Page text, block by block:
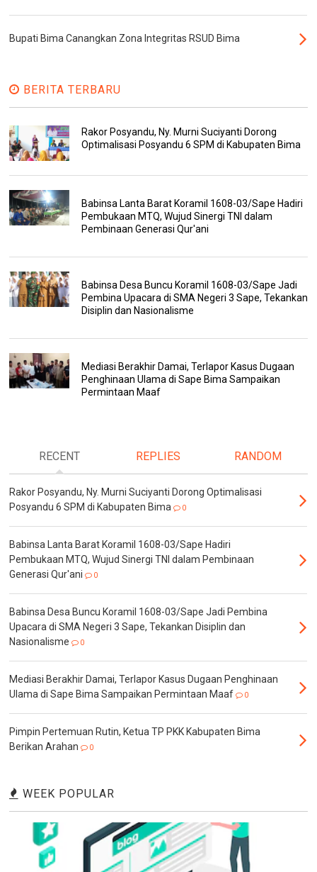
Bupati Bima Canangkan Zona Integritas RSUD Bima
BERITA TERBARU
Rakor Posyandu, Ny. Murni Suciyanti Dorong
Optimalisasi Posyandu 6 SPM di Kabupaten Bima
Babinsa Lanta Barat Koramil 1608-03/Sape Hadiri
Pembukaan MTQ, Wujud Sinergi TNI dalam
Pembinaan Generasi Qur'ani
Babinsa Desa Buncu Koramil 1608-03/Sape Jadi
Pembina Upacara di SMA Negeri 3 Sape, Tekankan
Disiplin dan Nasionalisme
Mediasi Berakhir Damai, Terlapor Kasus Dugaan
Penghinaan Ulama di Sape Bima Sampaikan
Permintaan Maaf
RECENT REPLIES RANDOM
Rakor Posyandu, Ny. Murni Suciyanti Dorong Optimalisasi
Posyandu 6 SPM di Kabupaten Bima
0
Babinsa Lanta Barat Koramil 1608-03/Sape Hadiri
Pembukaan MTQ, Wujud Sinergi TNI dalam Pembinaan
Generasi Qur'ani
0
Babinsa Desa Buncu Koramil 1608-03/Sape Jadi Pembina
Upacara di SMA Negeri 3 Sape, Tekankan Disiplin dan
Nasionalisme
0
Mediasi Berakhir Damai, Terlapor Kasus Dugaan Penghinaan
Ulama di Sape Bima Sampaikan Permintaan Maaf
0
Pimpin Pertemuan Rutin, Ketua TP PKK Kabupaten Bima
Berikan Arahan
0
WEEK POPULAR